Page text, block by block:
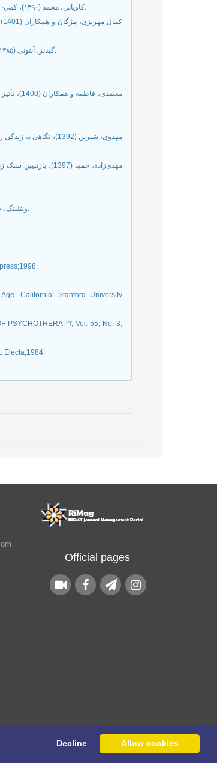
Decline Allow cookies
کاویانی، محمد (۱۳۹۰)، کمی¬سازی و سنجش سبک زندگی اسلامی، روان¬شناسی دین، سال چهارم، شماره ۲، صفحه ۲۷-۴۱.
گیدنز، آنتونی (۱۳۸۵)، تجدد و تشخص (جامعه و هویت شخصی در عصر جدید)، ترجمه ناصر موفقیان، تهران: نشر نی.
معتقدی،
مهدوی، شیرین (1392)،
مهدی‌زاده، حمید
ونتلینگ، جیمز (2013)، طراحی مسکن بر پایه سبک زندگی، ترجمه حبیب قاسمی، مشهد: کتابکده کسری.
California: Stanford University
PSYCHOTHERAPY, Vol. 55, No. 3,
Electa;1984.
Official pages